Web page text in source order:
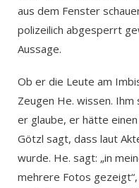
aus dem Fenster
polizeilich abgesperrt
Aussage.
Ob er die Leute am
Zeugen He. wissen.
er glaube, er hätte
Götzl sagt, dass laut
wurde. He. sagt: „in
mehrere Fotos